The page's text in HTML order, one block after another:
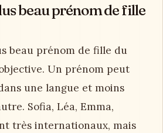
beau prénom de fille
beau prénom de fille du
Un prénom peut
une langue et moins
Sofia, Léa, Emma,
très internationaux, mais